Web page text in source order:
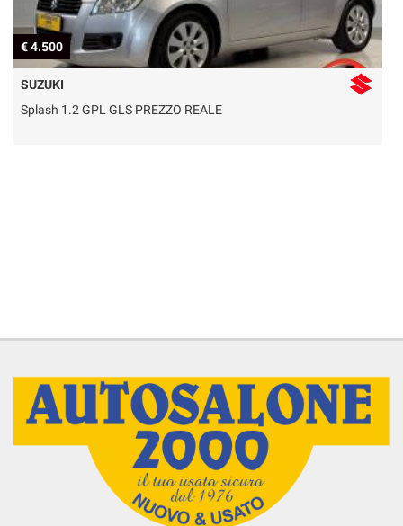
AUTOSALONE € 21.900
Puma 1.0EcoBoost Hybrid 125cv aut. ST-Line